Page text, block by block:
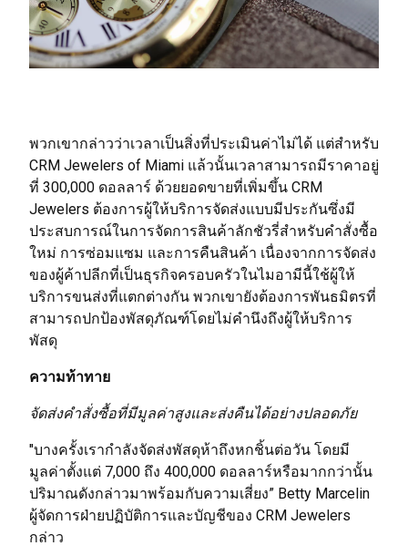
พวกเขากล่าวว่าเวลาเป็นสิ่งที่ประเมินค่าไม่ได้ แต่สำหรับ
CRM Jewelers of Miami แล้วนั้นเวลาสามารถมีราคาอยู่
ที่ 300,000 ดอลลาร์ ด้วยยอดขายที่เพิ่มขึ้น CRM
Jewelers ต้องการผู้ให้บริการจัดส่งแบบมีประกันซึ่งมี
ประสบการณ์ในการจัดการสินค้าลักชัวรี่สำหรับคำสั่งซื้อ
ใหม่ การซ่อมแซม และการคืนสินค้า เนื่องจากการจัดส่ง
ของผู้ค้าปลีกที่เป็นธุรกิจครอบครัวในไมอามีนี้ใช้ผู้ให้
บริการขนส่งที่แตกต่างกัน พวกเขายังต้องการพันธมิตรที่
สามารถปกป้องพัสดุภัณฑ์โดยไม่คำนึงถึงผู้ให้บริการ
พัสดุ
ความท้าทาย
จัดส่งคำสั่งซื้อที่มีมูลค่าสูงและส่งคืนได้อย่างปลอดภัย
"บางครั้งเรากำลังจัดส่งพัสดุห้าถึงหกชิ้นต่อวัน โดยมี
มูลค่าตั้งแต่ 7,000 ถึง 400,000 ดอลลาร์หรือมากกว่านั้น
ปริมาณดังกล่าวมาพร้อมกับความเสี่ยง” Betty Marcelin
ผู้จัดการฝ่ายปฏิบัติการและบัญชีของ CRM Jewelers
กล่าว